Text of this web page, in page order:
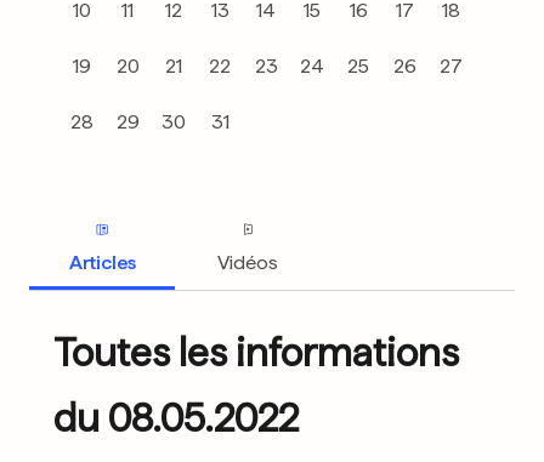
10 11 12 13 14 15 16 17 18
19 20 21 22 23 24 25 26 27
28 29 30 31
Articles Vidéos
Toutes les informations
du 08.05.2022